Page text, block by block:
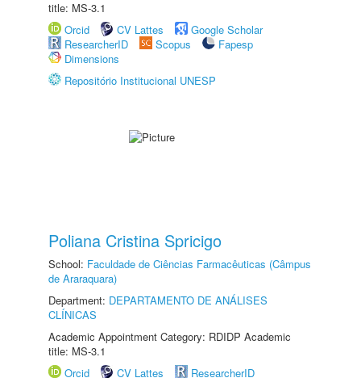
title: MS-3.1
Orcid
CV Lattes
Google Scholar
ResearcherID
Scopus
Fapesp
Dimensions
Repositório Institucional UNESP
Poliana Cristina Spricigo
School: Faculdade de Ciências Farmacêuticas (Câmpus
de Araraquara)
Department: DEPARTAMENTO DE ANÁLISES
CLÍNICAS
Academic Appointment Category: RDIDP Academic
title: MS-3.1
Orcid
CV Lattes ResearcherID